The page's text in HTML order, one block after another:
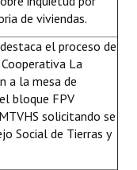
de viviendas.
el proceso de
La
a la mesa de
bloque FPV
solicitando se
Social de Tierras y